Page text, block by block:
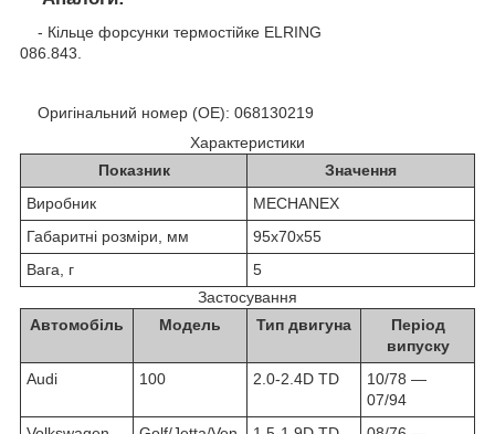
- Кільце форсунки термостійке ELRING
086.843.
Оригінальний номер (OE): 068130219
Характеристики
Показник
Значення
Виробник
MECHANEX
Габаритні розміри, мм
95х70х55
Вага, г
5
Застосування
Автомобіль
Модель Тип двигуна
Період
випуску
Audi
100 2.0-2.4D TD
10/78 ―
07/94